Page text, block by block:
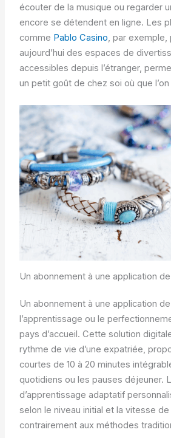
écouter de la musique ou regarder
encore se détendent en ligne. Les
comme Pablo Casino , par
aujourd’hui des espaces de
accessibles depuis l’étranger,
un petit goût de chez soi où que
Un abonnement à une application
Un abonnement à une application
l’apprentissage ou le
pays d’accueil. Cette solution
rythme de vie d’une expatriée,
courtes de 10 à 20 minutes
quotidiens ou les pauses déjeuner.
d’apprentissage adaptatif
selon le niveau initial et la vitesse
contrairement aux méthodes